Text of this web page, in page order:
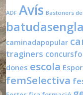
ADF Avís Bastoners
caminadapopular
traginers
dones escola
femSelectiva